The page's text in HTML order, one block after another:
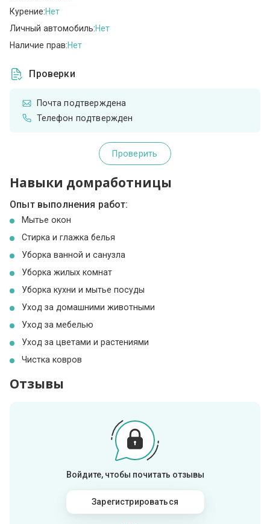
Курение:Нет
Личный автомобиль:Нет
Наличие прав:Нет
Проверки
Почта подтверждена
Телефон подтвержден
Проверить
Навыки домработницы
Опыт выполнения работ:
Мытье окон
Стирка и глажка белья
Уборка ванной и санузла
Уборка жилых комнат
Уборка кухни и мытье посуды
Уход за домашними животными
Уход за мебелью
Уход за цветами и растениями
Чистка ковров
Отзывы
Войдите, чтобы почитать отзывы
Зарегистрироваться